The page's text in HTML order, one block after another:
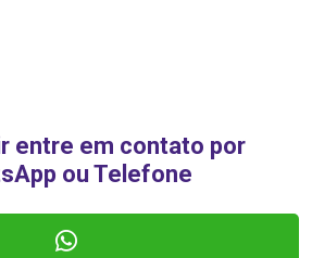
entre em contato por
ou Telefone